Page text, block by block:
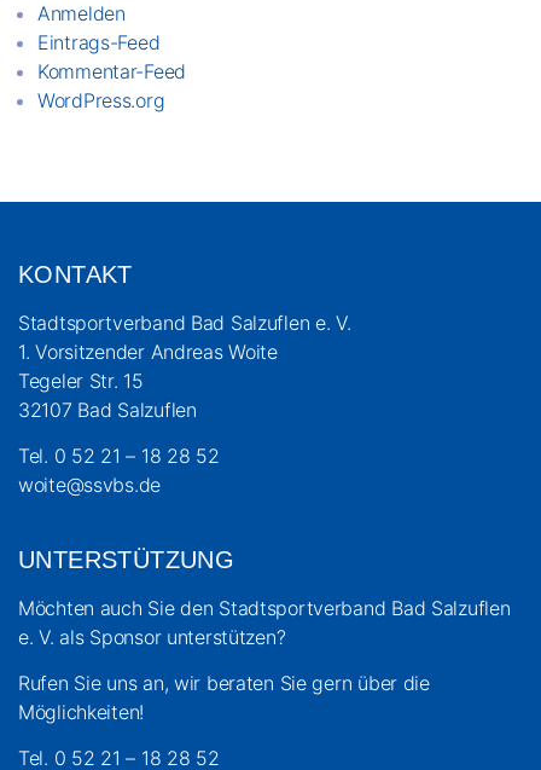
Anmelden
Eintrags-Feed
Kommentar-Feed
WordPress.org
KONTAKT
Stadtsportverband Bad Salzuflen e. V.
1. Vorsitzender Andreas Woite
Tegeler Str. 15
32107 Bad Salzuflen
Tel. 0 52 21 – 18 28 52
woite@ssvbs.de
UNTERSTÜTZUNG
Möchten auch Sie den Stadtsportverband Bad Salzuflen
e. V. als Sponsor unterstützen?
Rufen Sie uns an, wir beraten Sie gern über die
Möglichkeiten!
Tel. 0 52 21 – 18 28 52